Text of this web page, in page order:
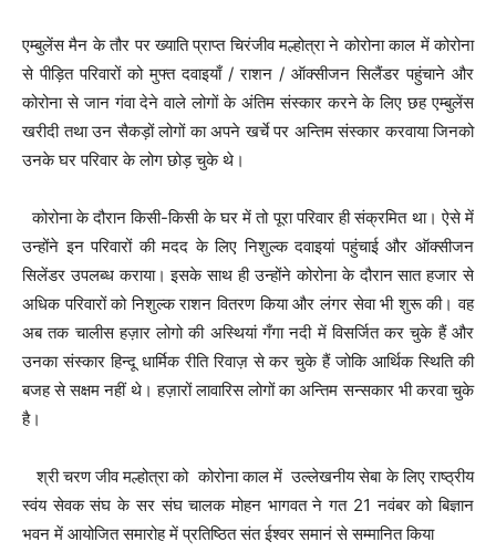
एम्बुलेंस मैन के तौर पर ख्याति प्राप्त चिरंजीव मल्होत्रा ने कोरोना काल में कोरोना
से पीड़ित परिवारों को मुफ्त दवाइयाँ / राशन / ऑक्सीजन सिलैंडर पहुंचाने और
कोरोना से जान गंवा देने वाले लोगों के अंतिम संस्कार करने के लिए छह एम्बुलेंस
खरीदी तथा उन सैकड़ों लोगों का अपने खर्चे पर अन्तिम संस्कार करवाया जिनको
उनके घर परिवार के लोग छोड़ चुके थे।
कोरोना के दौरान किसी-किसी के घर में तो पूरा परिवार ही संक्रमित था। ऐसे में
उन्होंने इन परिवारों की मदद के लिए निशुल्क दवाइयां पहुंचाई और ऑक्सीजन
सिलेंडर उपलब्ध कराया। इसके साथ ही उन्होंने कोरोना के दौरान सात हजार से
अधिक परिवारों को निशुल्क राशन वितरण किया और लंगर सेवा भी शुरू की। वह
अब तक चालीस हज़ार लोगो की अस्थियां गँगा नदी में विसर्जित कर चुके हैं और
उनका संस्कार हिन्दू धार्मिक रीति रिवाज़ से कर चुके हैं जोकि आर्थिक स्थिति की
बजह से सक्षम नहीं थे। हज़ारों लावारिस लोगों का अन्तिम सन्सकार भी करवा चुके
है।
श्री चरण जीव मल्होत्रा को कोरोना काल में उल्लेखनीय सेबा के लिए राष्ठ्रीय
स्वंय सेवक संघ के सर संघ चालक मोहन भागवत ने गत 21 नवंबर को बिज्ञान
भवन में आयोजित समारोह में प्रतिष्ठित संत ईश्वर समानं से सम्मानित किया